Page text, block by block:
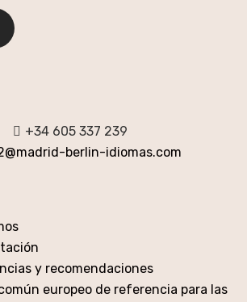
+34 605 337 239
berlin-idiomas.com
y recomendaciones
europeo de referencia para las